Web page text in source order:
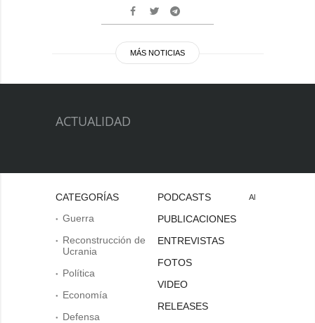
MÁS NOTICIAS
ACTUALIDAD
CATEGORÍAS
Guerra
Reconstrucción de
Ucrania
Política
Economía
Defensa
PODCASTS
PUBLICACIONES
ENTREVISTAS
FOTOS
VIDEO
RELEASES
Al